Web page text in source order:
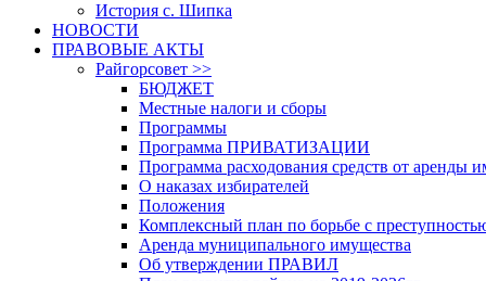
История с. Шипка
НОВОСТИ
ПРАВОВЫЕ АКТЫ
Райгорсовет >>
БЮДЖЕТ
Местные налоги и сборы
Программы
Программа ПРИВАТИЗАЦИИ
Программа расходования средств от аренды
О наказах избирателей
Положения
Комплексный план по борьбе с
Аренда муниципального имущества
Об утверждении ПРАВИЛ